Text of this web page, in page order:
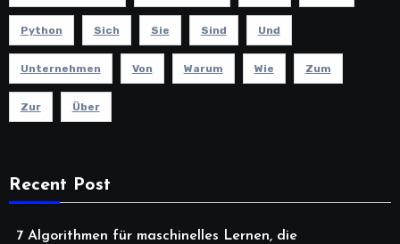
Python Sich Sie Sind Und
Unternehmen Von Warum Wie Zum
Zur Über
Recent Post
7 Algorithmen für maschinelles Lernen, die